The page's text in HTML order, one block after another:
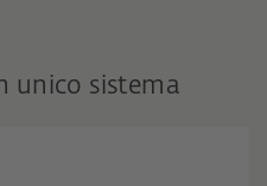
unico sistema